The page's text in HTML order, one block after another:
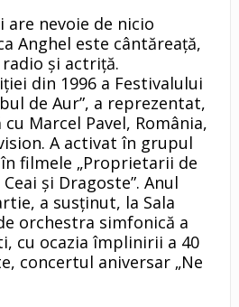
are nevoie de nicio
Anghel este cântăreață,
și actriță.
din 1996 a Festivalului
de Aur”, a reprezentat,
Marcel Pavel, România,
A activat în grupul
filmele „Proprietarii de
și Dragoste”. Anul
a susținut, la Sala
orchestra simfonică a
cu ocazia împlinirii a 40
concertul aniversar „Ne